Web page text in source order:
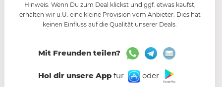
Hinweis: Wenn Du zum Deal klickst und ggf. etwas kaufst,
erhalten wir u.U. eine kleine Provision vom Anbieter. Dies hat
keinen Einfluss auf die Qualität unserer Deals.
Mit Freunden teilen?
Hol dir unsere Appfür oder